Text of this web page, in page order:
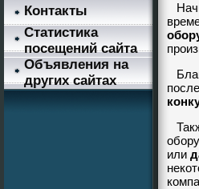
Контакты
Статистика
посещений сайта
Объявления на
других сайтах
или